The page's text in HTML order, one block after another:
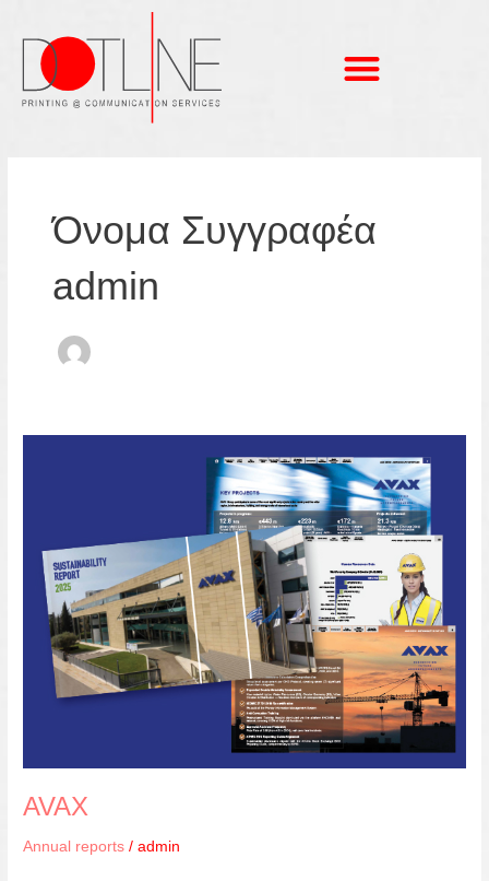
στο
περιεχόμενο
Όνομα Συγγραφέα
admin
AVAX
Annual reports /admin